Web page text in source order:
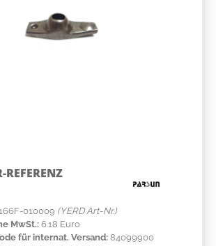
REFERENZ
010009 (YERD Art-Nr.)
MwSt.: 6.18 Euro
für internat. Versand:84099900